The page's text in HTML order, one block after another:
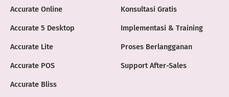
Accurate Online
Accurate 5 Desktop
Accurate Lite
Accurate POS
Accurate Bliss
Konsultasi Gratis
Implementasi & Training
Proses Berlangganan
Support After-Sales